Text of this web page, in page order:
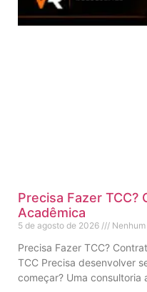
Precisa Fazer
Acadêmica
5 de agosto de 2026
Precisa Fazer TCC?
TCC Precisa desenvolver
começar? Uma